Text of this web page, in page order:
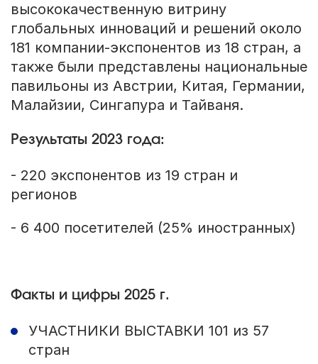
высококачественную витрину
глобальных инноваций и решений около
181 компании-экспонентов из 18 стран, а
также были представлены национальные
павильоны из Австрии, Китая, Германии,
Малайзии, Сингапура и Тайваня.
Результаты 2023 года:
- 220 экспонентов из 19 стран и
регионов
- 6 400 посетителей (25% иностранных)
Факты и цифры 2025 г.
УЧАСТНИКИ ВЫСТАВКИ 101 из 57
стран